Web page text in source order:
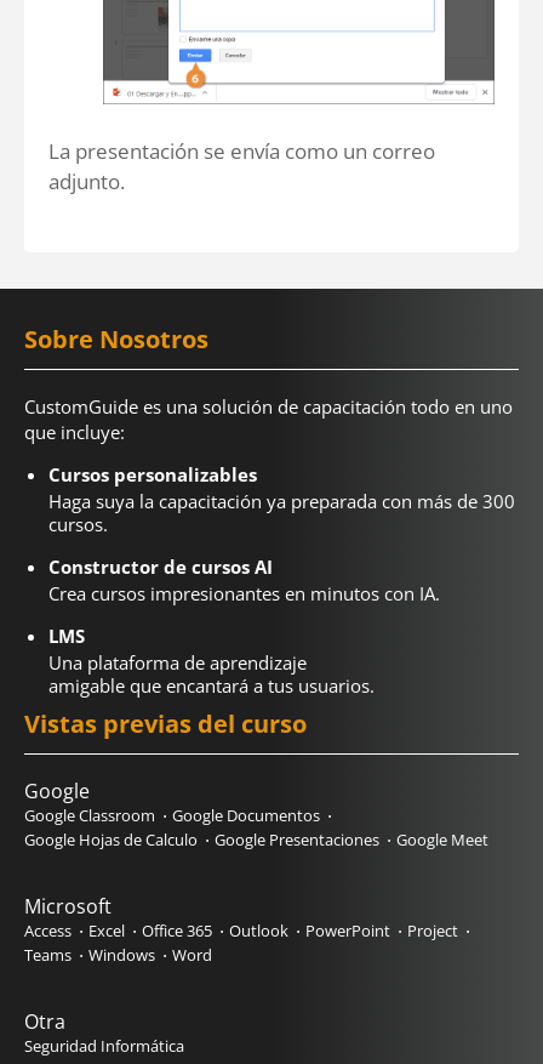
La presentación se envía como un correo
adjunto.
Sobre Nosotros
CustomGuide es una solución de capacitación todo en uno
que incluye:
Cursos personalizables
Haga suya la capacitación ya preparada con más de 300
cursos.
Constructor de cursos AI
Crea cursos impresionantes en minutos con IA.
LMS
Una plataforma de aprendizaje
amigable que encantará a tus usuarios.
Vistas previas del curso
Google
Google Classroom
Google Documentos
Google Hojas de Calculo
Google Presentaciones Google Meet
Microsoft
Access Excel Office 365 Outlook PowerPoint
Project
Teams
Windows Word
Otra
Seguridad Informática